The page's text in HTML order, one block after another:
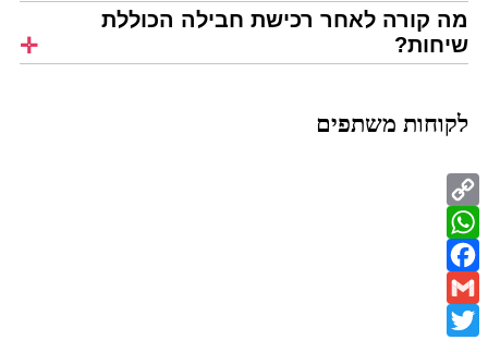
Copy
Link
WhatsApp
Facebook
Gmail
מה קורה לאחר רכישת חבילה הכוללת
שיחות?
לקוחות משתפים